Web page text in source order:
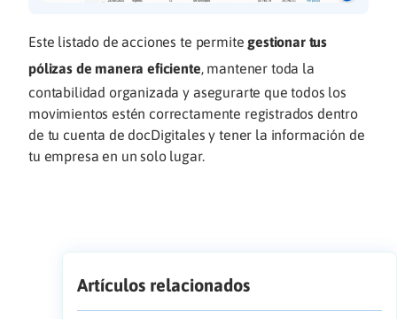
Este listado de acciones te permitegestionar tus
pólizas de manera eficiente, mantener toda la
contabilidad organizada y asegurarte que todos los
movimientos estén correctamente registrados dentro
de tu cuenta de docDigitales y tener la información de
tu empresa en un solo lugar.
Artículos relacionados